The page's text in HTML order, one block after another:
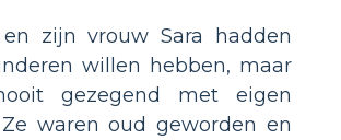
zijn vrouw Sara hadden
willen hebben, maar
gezegend met eigen
waren oud geworden en